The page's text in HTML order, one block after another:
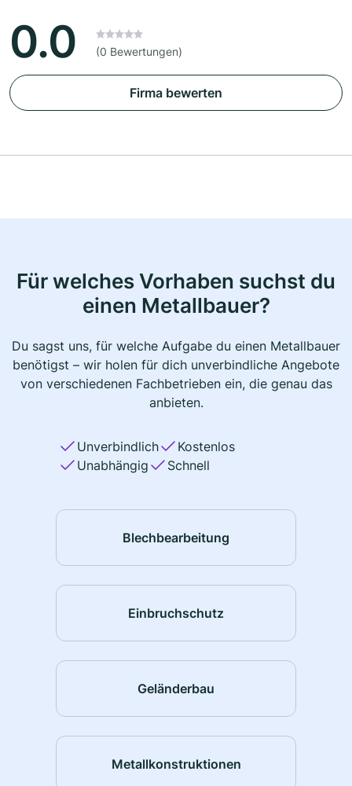
0.0 (0 Bewertungen)
Firma bewerten
Für welches Vorhaben suchst du
einen Metallbauer?
Du sagst uns, für welche Aufgabe du einen Metallbauer
benötigst – wir holen für dich unverbindliche Angebote
von verschiedenen Fachbetrieben ein, die genau das
anbieten.
Unverbindlich
Kostenlos
Unabhängig
Schnell
Blechbearbeitung
Einbruchschutz
Geländerbau
Metallkonstruktionen